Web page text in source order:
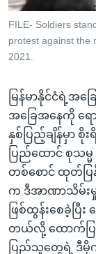
ရန်
ရှာဖွေ
ရန်
သို့
ကျော်
ဘာသာစကားမ
FILE- Soldiers
protest against the
2021.
မြန်မာနိုင်ငံရဲ့အ
အခြေအနေကို ရ
နှစ်ပြည့်ချိန်မှာ
ပြည်ထောင် စုသမ္
တစ်စောင် ထုတ်ပ
က ဒီအာဏာသိမ်းမှု
ဖြစ်ထွန်းစေခဲ့ပ
တယ်လို့ ထောက်ပြထ
ပြည်သူတွေရဲ့ ဒီမို